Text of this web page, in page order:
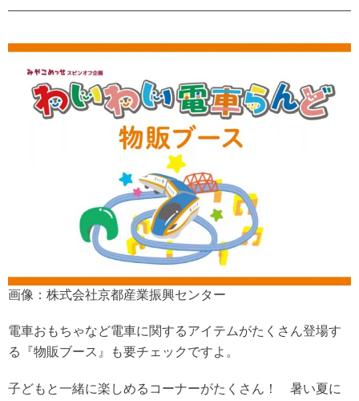
画像：株式会社京都産業振興センター
電車おもちゃなど電車に関するアイテムがたくさん登場す
る『物販ブース』も要チェックですよ。
子どもと一緒に楽しめるコーナーがたくさん！ 暑い夏に